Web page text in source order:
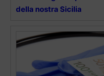
della nostra Sicilia